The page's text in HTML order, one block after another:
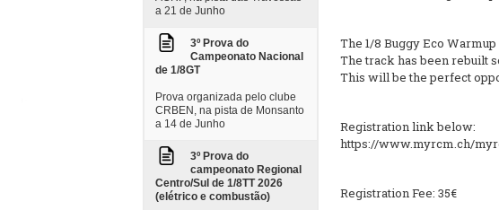
a 21 de Junho
3º Prova do
Campeonato Nacional
de 1/8GT
Prova organizada pelo clube
CRBEN, na pista de Monsanto
a 14 de Junho
3º Prova do
campeonato Regional
Centro/Sul de 1/8TT 2026
(elétrico e combustão)
The 1/8 Buggy Eco
The track has been rebuilt
This will be the perfect
Registration link below:
https://www.myrcm.ch/
Registration Fee: 35€